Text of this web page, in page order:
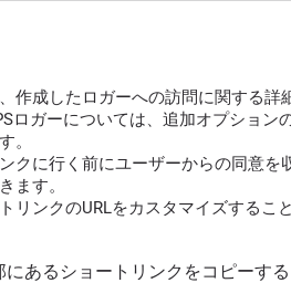
作成したロガーへの訪問に関する
ロガーについては、追加オプショ
。
クに行く前にユーザーからの同意
ます。
リンクのURLをカスタマイズするこ
にあるショートリンクをコピーする